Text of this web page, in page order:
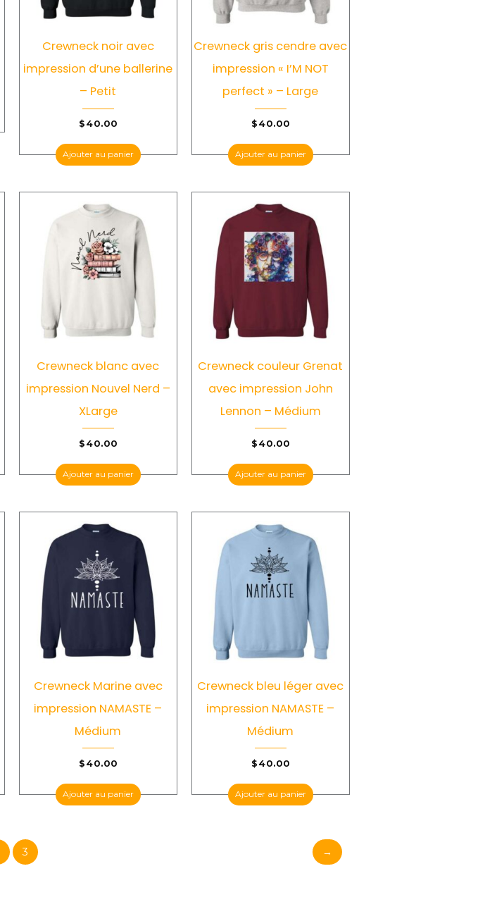
Crewneck noir avec
impression d’une ballerine
– Petit
$ 40.00
Ajouter au panier
Crewneck gris cendre avec
impression « I’M NOT
perfect » – Large
$ 40.00
Ajouter au panier
Crewneck blanc avec
impression Nouvel Nerd –
XLarge
$ 40.00
Ajouter au panier
Crewneck couleur Grenat
avec impression John
Lennon – Médium
$ 40.00
Ajouter au panier
Crewneck Marine avec
impression NAMASTE –
Médium
$ 40.00
Ajouter au panier
Crewneck bleu léger avec
impression NAMASTE –
Médium
$ 40.00
Ajouter au panier
3 →